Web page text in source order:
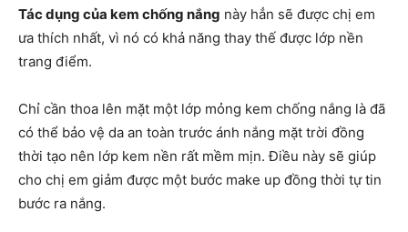
Tác dụng của kem chống nắng này hẳn sẽ được chị em
ưa thích nhất, vì nó có khả năng thay thế được lớp nền
trang điểm.
Chỉ cần thoa lên mặt một lớp mỏng kem chống nắng là đã
có thể bảo vệ da an toàn trước ánh nắng mặt trời đồng
thời tạo nên lớp kem nền rất mềm mịn. Điều này sẽ giúp
cho chị em giảm được một bước make up đồng thời tự tin
bước ra nắng.